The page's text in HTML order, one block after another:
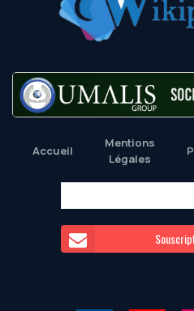
Accueil
Mentions
Légales